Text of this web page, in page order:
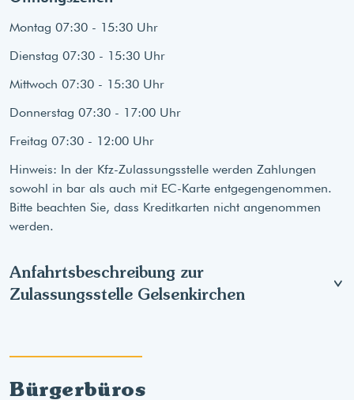
Montag 07:30 - 15:30 Uhr
Dienstag 07:30 - 15:30 Uhr
Mittwoch 07:30 - 15:30 Uhr
Donnerstag 07:30 - 17:00 Uhr
Freitag 07:30 - 12:00 Uhr
Hinweis: In der Kfz-Zulassungsstelle werden Zahlungen
sowohl in bar als auch mit EC-Karte entgegengenommen.
Bitte beachten Sie, dass Kreditkarten nicht angenommen
werden.
Anfahrtsbeschreibung zur
Zulassungsstelle Gelsenkirchen
Bürgerbüros